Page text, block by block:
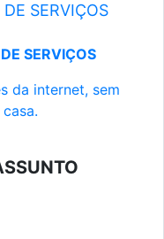
SERVIÇOS
SERVIÇOS
da internet, sem